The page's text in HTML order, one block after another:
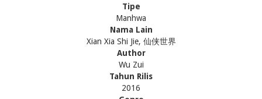
Tipe
Manhwa
Nama Lain
Xian Xia Shi Jie, 仙侠世界
Author
Wu Zui
Tahun Rilis
2016